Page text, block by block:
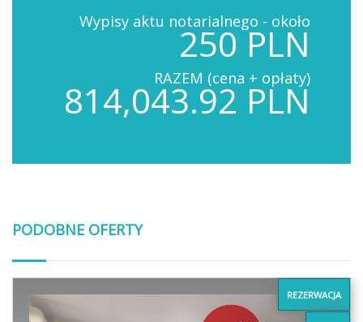
Wypisy aktu notarialnego - około
250 PLN
RAZEM (cena + opłaty)
814,043.92 PLN
PODOBNE OFERTY
REZERWACJA